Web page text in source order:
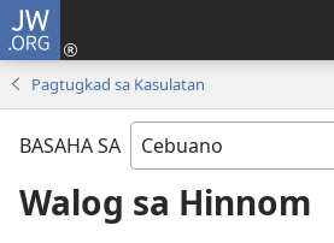
JW.ORG
Pagtugkad sa Kasulatan
BASAHA SA
Walog sa Hinnom